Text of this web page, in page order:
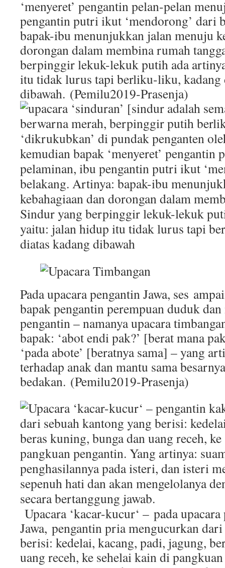
‘menyeret’ pengantin pelan-pelan
pengantin putri ikut ‘mendorong’ dari
bapak-ibu menunjukkan jalan menuju
dorongan dalam membina rumah
berpinggir lekuk-lekuk putih ada
itu tidak lurus tapi berliku-liku, kadang
dibawah. (Pemilu2019-Prasenja)
Pada upacara pengantin Jawa, ses
bapak pengantin perempuan duduk
pengantin – namanya upacara
bapak: ‘abot endi pak?’ [berat mana
‘pada abote’ [beratnya sama] – yang
terhadap anak dan mantu sama
bedakan. (Pemilu2019-Prasenja)
Upacara ‘kacar-kucur‘ – pada
Jawa, pengantin pria mengucurkan
berisi: kedelai, kacang, padi, jagung,
uang receh, ke sehelai kain di